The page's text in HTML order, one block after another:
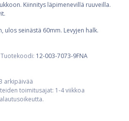
Kiinnitys läpimenevillä ruuveilla.
ulos seinästä 60mm. Levyjen halk.
Tuotekoodi: 12-003-7073-9FNA
arkipäivää
toimitusajat: 1-4 viikkoa